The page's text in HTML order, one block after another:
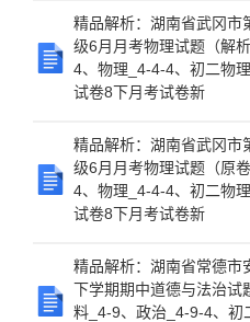
精品解析：湖南省武冈
级6月月考物理试题（解
4、物理_4-4-4、初二物
试卷8下月考试卷新
精品解析：湖南省武冈
级6月月考物理试题（原
4、物理_4-4-4、初二物
试卷8下月考试卷新
精品解析：湖南省常德市
下学期期中道德与法治试
料_4-9、政治_4-9-4、初